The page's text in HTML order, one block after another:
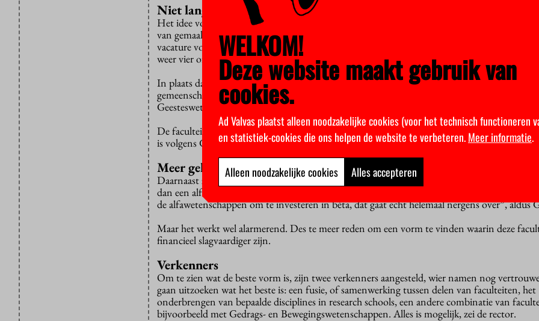
Niet langer uitstellen
Het idee voor samenwerking van de drie faculteiten bestond volgens Geurts al langer, maar
van gemaakt toen er bij twee van de faculteiten, Geesteswetenschappen en Religie &
vacature voor een decaan vrijkwam. “We konden twee nieuwe decanen aanstellen en de
weer vier of acht jaar voor ons uitschuiven, maar dat hebben we dus niet gedaan”, aldus
In plaats daarvan zijn twee interim-decanen aangesteld “die het vertrouwen genieten van de
gemeenschap”: Frank van der Duyn Schouten voor Religie & Theologie en René van
Geesteswetenschappen.
De faculteiten hebben namelijk alle drie moeite om hun begroting rond te krijgen. Religie &
is volgens Geurts “ten dode opgeschreven als die zichzelf niet opnieuw gaat uitvinden”.
Meer geld naar bèta
Daarnaast zorgt de politiek voor onrust. In Den Haag besteden ze liever geld aan
dan een alfa- en gammawetenschappen. “Wat Mona Keijzer onlangs zei over het weghalen
de alfawetenschappen om te investeren in bèta, dat gaat echt helemaal nergens over”, aldus
Maar het werkt wel alarmerend. Des te meer reden om een vorm te vinden waarin deze
financieel slagvaardiger zijn.
Verkenners
Om te zien wat de beste vorm is, zijn twee verkenners aangesteld, wier namen nog
gaan uitzoeken wat het beste is: een fusie, of samenwerking tussen delen van faculteiten, het
onderbrengen van bepaalde disciplines in research schools, een andere combinatie van
bijvoorbeeld met Gedrags- en Bewegingswetenschappen. Alles is mogelijk, zei de rector.
WELKOM!
Deze website maakt gebruik van
cookies.
Ad Valvas plaatst alleen noodzakelijke cookies (voor het technisch functioneren
en statistiek-cookies die ons helpen de website te verbeteren.Meer informatie.
Alleen noodzakelijke cookies Alles accepteren